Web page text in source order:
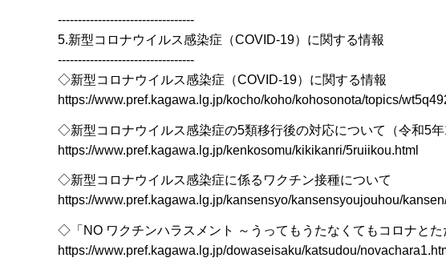
----------------------------------
5.新型コロナウイルス感染症（COVID-19）に関する情報
----------------------------------
◇新型コロナウイルス感染症（COVID-19）に関する情報
https://www.pref.kagawa.lg.jp/kocho/koho/kohosonota/topics/
◇新型コロナウイルス感染症の5類移行後の対応について（令和5年
https://www.pref.kagawa.lg.jp/kenkosomu/kikikanri/5ruiikou.html
◇新型コロナウイルス感染症に係るワクチン接種について
https://www.pref.kagawa.lg.jp/kansensyo/kansensyoujouhou/
◇「NO ワクチンハラスメント ～うってもうたなくてもコロナとた
https://www.pref.kagawa.lg.jp/dowaseisaku/katsudou/